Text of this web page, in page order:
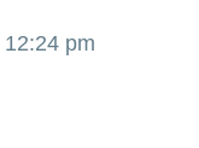
12:24 pm